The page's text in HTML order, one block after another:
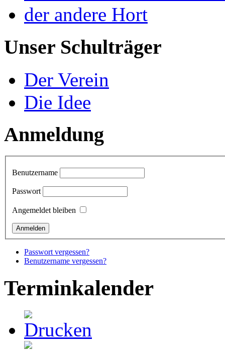
der andere Hort
Unser Schulträger
Der Verein
Die Idee
Anmeldung
Benutzername
Passwort
Angemeldet bleiben
Passwort vergessen?
Benutzername vergessen?
Terminkalender